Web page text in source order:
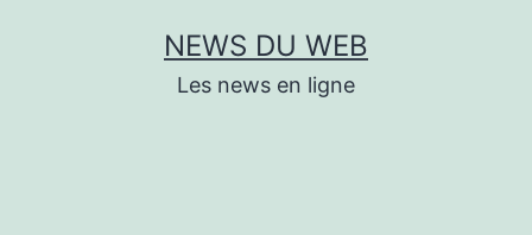
NEWS DU WEB
Les news en ligne